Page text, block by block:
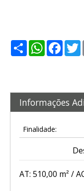
ShareWhatsApp
Informações
Finalidade:
AT: 510,00 m² /